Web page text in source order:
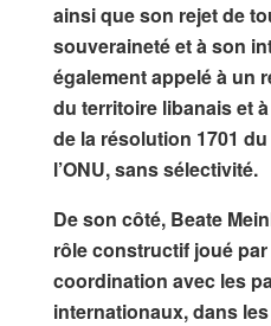
ainsi que son rejet de
souveraineté et à son
également appelé à un
du territoire libanais et
de la résolution 1701
l’ONU, sans sélectivité.
De son côté, Beate
rôle constructif joué par
coordination avec les
internationaux, dans